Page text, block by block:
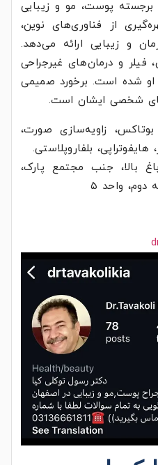
پوست، مو و زیبایی
از فناوری‌های نوین،
و زیبایی ارائه می‌دهد.
فیلر و درمان‌های غیرجراحی
او شده است. برخورد صمیمی
شخصی ایشان است.
زاویه‌سازی صورت،
بلفاروپلاستی.
بالا، جنب مجتمع پارک،
واحد ۵